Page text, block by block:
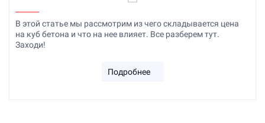
В этой статье мы рассмотрим из чего складывается цена
на куб бетона и что на нее влияет. Все разберем тут.
Заходи!
Подробнее